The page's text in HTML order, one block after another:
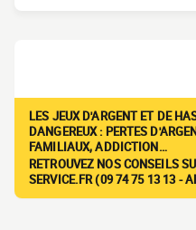
LES JEUX D'ARGENT ET DE
DANGEREUX : PERTES
FAMILIAUX, ADDICTION…
RETROUVEZ NOS CONSEILS
SERVICE.FR (09 74 75 13 13 -